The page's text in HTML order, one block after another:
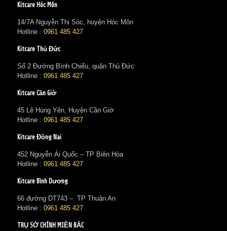
Kitcare Hóc Môn
14/7A Nguyễn Thị Sóc, huyện Hóc Môn
Hotline : 0961 485 427
Kitcare Thủ Đức
Số 2 Đường Bình Chiểu, quận Thủ Đức
Hotline : 0961 485 427
Kitcare Cần Giờ
45 Lê Hùng Yên, Huyện Cần Giờ
Hotline : 0961 485 427
Kitcare Đồng Nai
452 Nguyễn Ái Quốc – TP Biên Hòa
Hotline : 0961 485 427
Kitcare Bình Dương
66 đường DT743 – TP Thuận An
Hotline : 0961 485 427
TRỤ SỞ CHÍNH MIỀN BẮC